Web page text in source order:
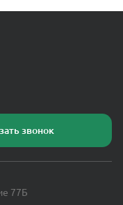
звонок
77Б